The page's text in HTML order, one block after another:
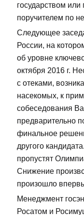
государством или
поручителем по
Следующее
России, на
об уровне
октября 2016 г.
с отеками,
насекомых, к
собеседования
предварительно
финальное
другого
пропустят
Снижение
произошло
Менеджмент
Росатом и